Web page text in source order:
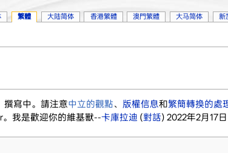
撰寫中。請注意中立的觀點、 版權信息和繁簡轉換的處
。我是歡迎你的維基獸--卡庫拉迪 (對話) 2022年2月17
繁體 大陆简体 香港繁體 澳門繁體 大马简体 新